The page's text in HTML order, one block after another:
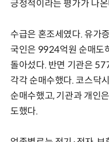
긍정적이라는 평가가 나
수급은 혼조세였다. 유가
국인은 9924억원 순매도
돌아섰다. 반면 기관은
각각 순매수했다. 코스닥
순매수했고, 기관과 개인
도했다.